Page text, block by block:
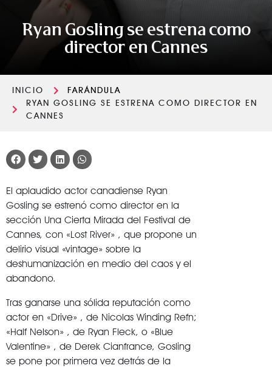
Ryan Gosling se estrena como
director en Cannes
INICIO
FARÁNDULA
RYAN GOSLING SE ESTRENA COMO DIRECTOR EN
CANNES
El aplaudido actor canadiense Ryan
Gosling se estrenó como director en la
sección Una Cierta Mirada del Festival de
Cannes, con «Lost River» , que propone un
delirio visual «vintage» sobre la
deshumanización en medio del caos y el
abandono.
Tras ganarse una sólida reputación como
actor en «Drive» , de Nicolas Winding Refn;
«Half Nelson» , de Ryan Fleck, o «Blue
Valentine» , de Derek Cianfrance, Gosling
se pone por primera vez detrás de la